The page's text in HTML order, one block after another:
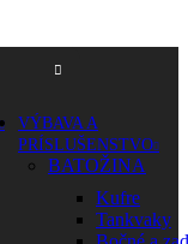
VÝBAVA A
PRÍSLUŠENSTVO
BATOŽINA
Kufre
Tankvaky